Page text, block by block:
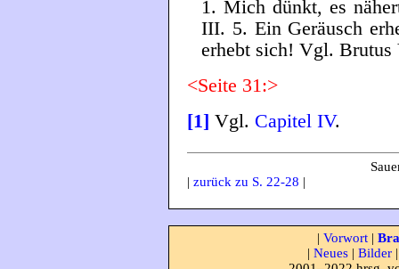
1. Mich dünkt, es
III. 5. Ein Geräusch
erhebt sich! Vgl. Brutus
<Seite 31:>
[1] Vgl. Capitel IV.
| zurück zu S. 22-28 |
| Vorwort|
| Neues | Bilder